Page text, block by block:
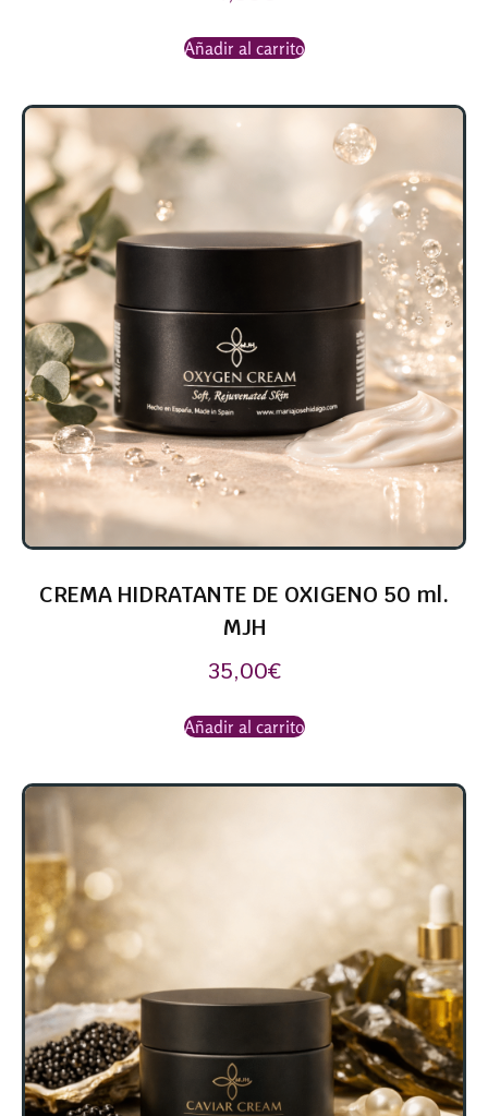
Añadir al carrito
CREMA HIDRATANTE DE OXIGENO 50 ml.
MJH
35,00€
Añadir al carrito